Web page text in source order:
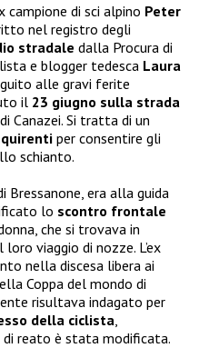
campione di sci alpino Peter
nel registro degli
stradale dalla Procura di
e blogger tedesca Laura
alle gravi ferite
il 23 giugno sulla strada
Canazei. Si tratta di un
per consentire gli
schianto.
Bressanone, era alla guida
lo scontro frontale
che si trovava in
viaggio di nozze. L’ex
nella discesa libera ai
Coppa del mondo di
risultava indagato per
della ciclista
di reato è stata modificata.